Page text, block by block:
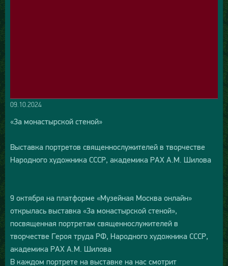
09.10.2024
«За монастырской стеной»
Выставка портретов священнослужителей в творчестве
Народного художника СССР, академика РАХ А.М. Шилова
9 октября на платформе «Музейная Москва онлайн»
открылась выставка «За монастырской стеной»,
посвященная портретам священнослужителей в
творчестве Героя труда РФ, Народного художника СССР,
академика РАХ А.М. Шилова
В каждом портрете на выставке на нас смотрит